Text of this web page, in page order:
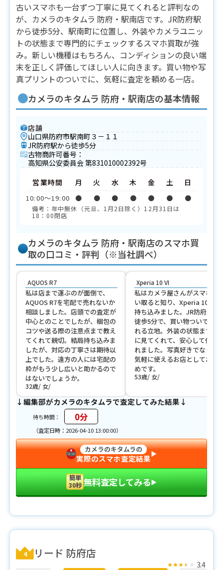
古いスマホも一台ずつ丁寧に見てくれると評判なの
が、カメラのキタムラ 防府・駅南店です。JR防府駅
から徒歩5分、駅南町に位置し、外装やカメラユニッ
トの状態まで専門的にチェックするスマホ買取が強
み。新しい機種はもちろん、コンディションの良い端
末を正しく評価してほしい人に向きます。買い物や写
真プリントのついでに、気軽に査定を頼める一店。
カメラのキタムラ 防府・駅南店の基本情報
店舗
山口県防府市駅南町３－１１
JR防府駅から徒歩5分
古物商許可番号：
高知県公安委員会 第831010002392号
営業時間
10:00〜19:00
月
●
火
●
水
●
木
●
金
●
土
●
日
●
備考：年中無休（元旦、1月2日除く）12月31日は
18：00閉店
カメラのキタムラ 防府・駅南店のスマホ買
取の口コミ・評判（※当社調べ）
AQUOS R7
私は店まで運ぶのが面倒で、
AQUOS R7を宅配で売れないか
相談しました。店頭での査定が
中心とのことでしたが、梱包の
コツや送る際の注意点まで教え
てくれて親切。結局持ち込みま
したが、対応の丁寧さは期待以
上でした。遠方の人には宅配の
枠がもう少し広いと助かるので
はないでしょうか。
32歳 女
Xperia 10 VI
私はカメラ屋さんがスマホも
い取ると知り、Xperia 10 VIを
持ち込みました。JR防府駅か
徒歩5分で、買い物ついでに寄
れる立地。外装の状態まで丁
に見てくれて、安心して任せ
れました。写真好きでなくて
気軽に使えるお店としておす
めです。
53歳 女
↓編集部がカメラのキタムラで査定してみた結果↓
待ち時間： 0分
（査定日時：2026-04-10 13:00:00）
カメラのキタムラの
実際のスマホ査定結果▶︎
簡単
30秒 無料査定してみる▶︎
4 リード 防府店
3.4